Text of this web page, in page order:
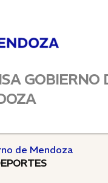
GOBIERNO
de Mendoza